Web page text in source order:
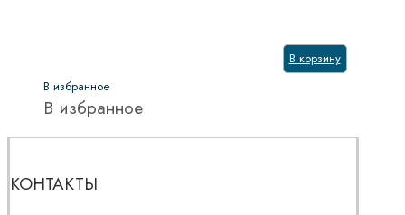
В корзину
В избранное
В избранное
КОНТАКТЫ